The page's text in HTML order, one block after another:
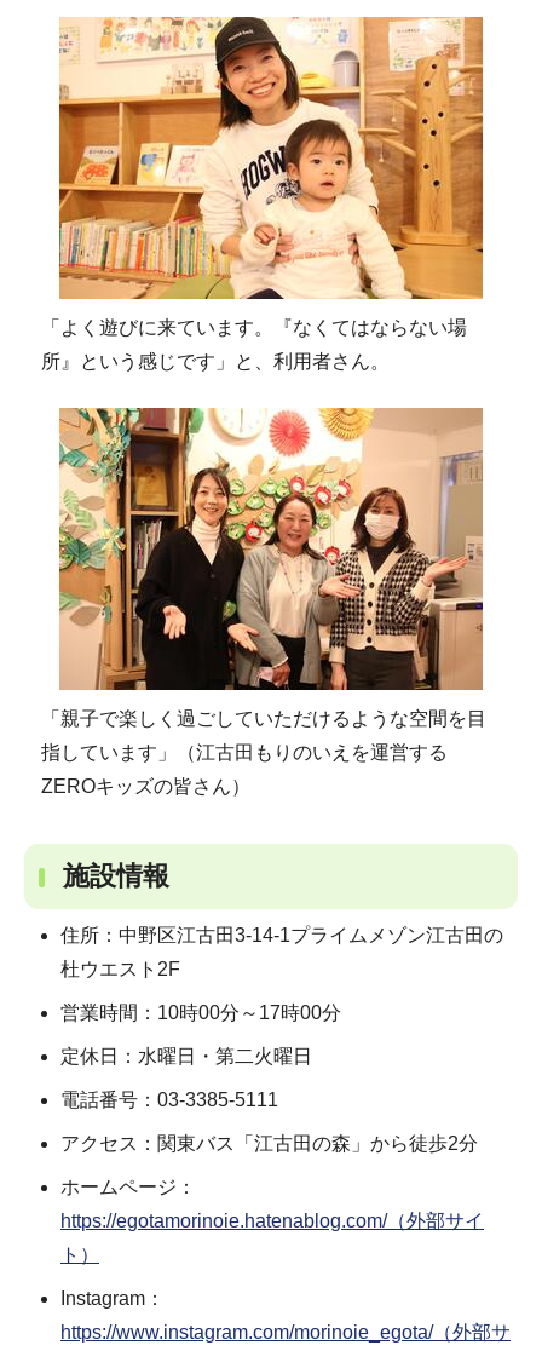
「よく遊びに来ています。『なくてはならない場
所』という感じです」と、利用者さん。
「親子で楽しく過ごしていただけるような空間を目
指しています」（江古田もりのいえを運営する
ZEROキッズの皆さん）
施設情報
住所：中野区江古田3-14-1プライムメゾン江古田の
杜ウエスト2F
営業時間：10時00分～17時00分
定休日：水曜日・第二火曜日
電話番号：03-3385-5111
アクセス：関東バス「江古田の森」から徒歩2分
ホームページ：
https://egotamorinoie.hatenablog.com/（外部サイ
ト）
Instagram：
https://www.instagram.com/morinoie_egota/（外部サ